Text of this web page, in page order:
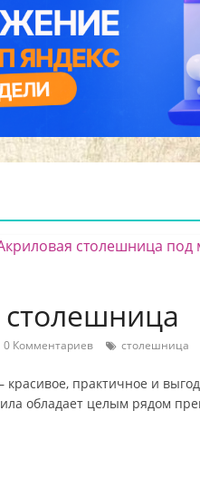
0 Комментариев столешница
красивое, практичное и
обладает целым рядом